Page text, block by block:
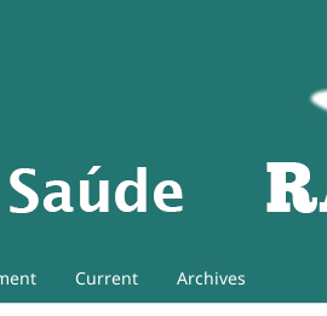
Current Archives